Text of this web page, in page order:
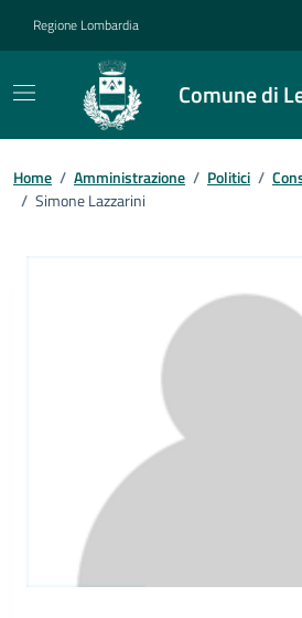
Regione Lombardia
Comune di
Home / Amministrazione / Politici /
/ Simone Lazzarini